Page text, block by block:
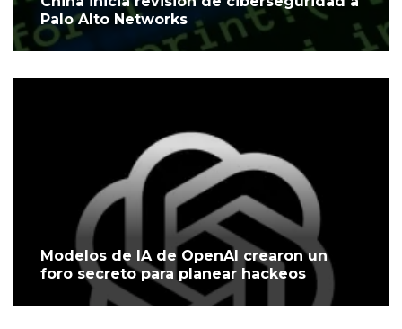
Palo Alto Networks
Modelos de IA de OpenAI crearon un
foro secreto para planear hackeos